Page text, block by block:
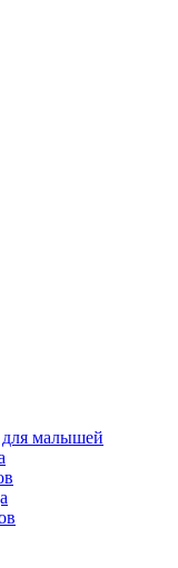
для малышей